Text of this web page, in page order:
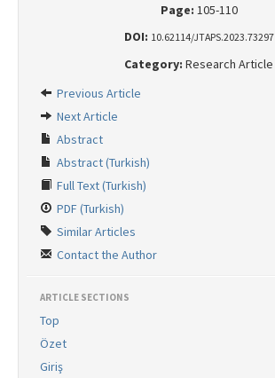
Search Articles
Contact Us
Page: 105-110
DOI: 10.62114/JTAPS.2023.73297
Category: Research Article
Previous Article
Next Article
Abstract
Abstract (Turkish)
Full Text (Turkish)
PDF (Turkish)
Similar Articles
Contact the Author
ARTICLE SECTIONS
Top
Özet
Giriş